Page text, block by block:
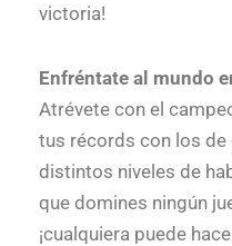
victoria!
Enfréntate al mundo
Atrévete con el
tus récords con los
distintos niveles de
que domines ningún
¡cualquiera puede